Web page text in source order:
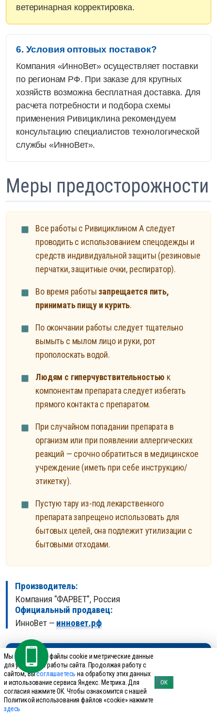
ветеринарная корректировка.
6. Условия оптовых поставок?
Компания «ИнноВет» осуществляет поставки
по регионам РФ. При заказе для крупных
хозяйств возможна бесплатная доставка. Для
расчета потребности и подбора схемы
применения Ривициклина рекомендуем
консультацию специалистов технологической
службы «ИнноВет».
Меры предосторожности
Все работы с Ривициклином А следует
проводить с использованием спецодежды и
средств индивидуальной защиты (резиновые
перчатки, защитные очки, респиратор).
Во время работы запрещается пить,
принимать пищу и курить.
По окончании работы следует тщательно
вымыть с мылом лицо и руки, рот
прополоскать водой.
Людям с гиперчувствительностью к
компонентам препарата следует избегать
прямого контакта с препаратом.
При случайном попадании препарата в
организм или при появлении аллергических
реакций — срочно обратиться в медицинское
учреждение (иметь при себе инструкцию/
этикетку).
Пустую тару из-под лекарственного
препарата запрещено использовать для
бытовых целей, она подлежит утилизации с
бытовыми отходами.
Производитель:
Компания "ФАРВЕТ", Россия
Официальный продавец:
ИнноВет — инновет.рф
Оптовые поставки
для предприятий АПК
Мы используем файлы cookie и метрические данные
для улучшения работы сайта. Продолжая работу с
сайтом, Высоглашаетесь на обработку этих данных
и использование сервиса Яндекс. Метрика. Для
согласия нажмите ОК. Чтобы ознакомится с нашей
Политикой использования файлов «cookie» нажмите
здесь
ОК